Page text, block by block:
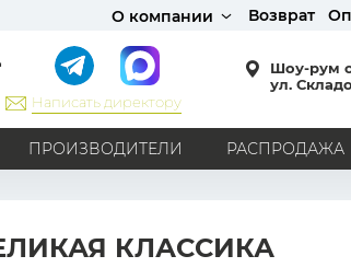
О компании Возврат
Написать директору
Шоу-рум
ул.
ПРОИЗВОДИТЕЛИ РАСПРОДАЖА
стиль
КЛАССИКА